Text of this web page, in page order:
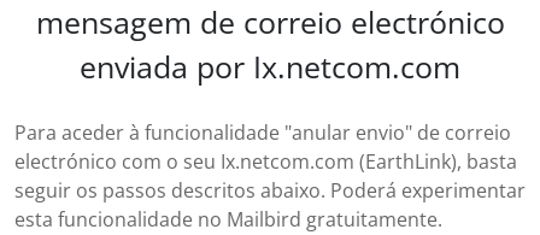
mensagem de correio electrónico
enviada por Ix.netcom.com
Para aceder à funcionalidade "anular envio" de correio
electrónico com o seu Ix.netcom.com (EarthLink), basta
seguir os passos descritos abaixo. Poderá experimentar
esta funcionalidade no Mailbird gratuitamente.